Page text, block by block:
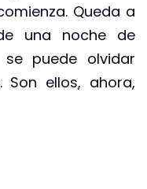
Queda a
una noche de
puede olvidar
Son ellos, ahora,